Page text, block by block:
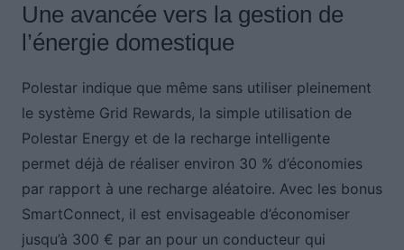
Une avancée vers la gestion de
l’énergie domestique
Polestar indique que même sans utiliser pleinement
le système Grid Rewards, la simple utilisation de
Polestar Energy et de la recharge intelligente
permet déjà de réaliser environ 30 % d’économies
par rapport à une recharge aléatoire. Avec les bonus
SmartConnect, il est envisageable d’économiser
jusqu’à 300 € par an pour un conducteur qui